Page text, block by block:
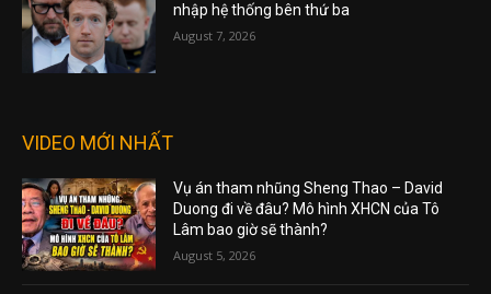
nhập hệ thống bên thứ ba
August 7, 2026
VIDEO MỚI NHẤT
Vụ án tham nhũng Sheng Thao – David
Duong đi về đâu? Mô hình XHCN của Tô
Lâm bao giờ sẽ thành?
August 5, 2026